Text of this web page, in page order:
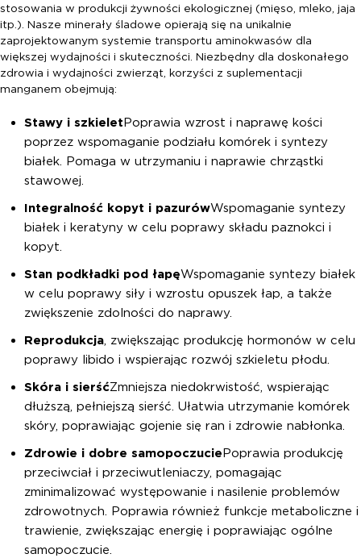
stosowania w produkcji żywności ekologicznej (mięso, mleko, jaja
itp.). Nasze minerały śladowe opierają się na unikalnie
zaprojektowanym systemie transportu aminokwasów dla
większej wydajności i skuteczności. Niezbędny dla doskonałego
zdrowia i wydajności zwierząt, korzyści z suplementacji
manganem obejmują:
Stawy i szkieletPoprawia wzrost i naprawę kości
poprzez wspomaganie podziału komórek i syntezy
białek. Pomaga w utrzymaniu i naprawie chrząstki
stawowej.
Integralność kopyt i pazurówWspomaganie syntezy
białek i keratyny w celu poprawy składu paznokci i
kopyt.
Stan podkładki pod łapęWspomaganie syntezy białek
w celu poprawy siły i wzrostu opuszek łap, a także
zwiększenie zdolności do naprawy.
Reprodukcja, zwiększając produkcję hormonów w celu
poprawy libido i wspierając rozwój szkieletu płodu.
Skóra i sierśćZmniejsza niedokrwistość, wspierając
dłuższą, pełniejszą sierść. Ułatwia utrzymanie komórek
skóry, poprawiając gojenie się ran i zdrowie nabłonka.
Zdrowie i dobre samopoczuciePoprawia produkcję
przeciwciał i przeciwutleniaczy, pomagając
zminimalizować występowanie i nasilenie problemów
zdrowotnych. Poprawia również funkcje metaboliczne i
trawienie, zwiększając energię i poprawiając ogólne
samopoczucie.